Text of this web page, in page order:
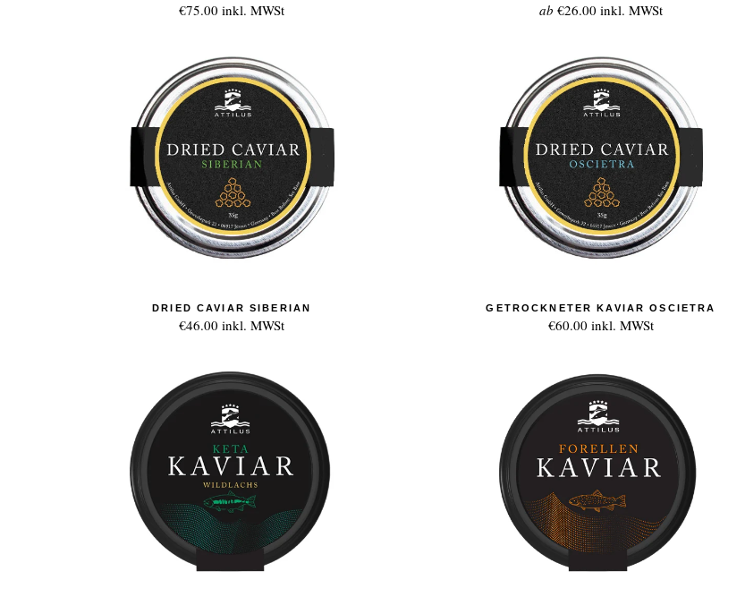
€75.00 inkl. MWSt ab €26.00 inkl. MWSt
DRIED CAVIAR SIBERIAN
€46.00 inkl. MWSt
GETROCKNETER KAVIAR OSCIETRA
€60.00 inkl. MWSt